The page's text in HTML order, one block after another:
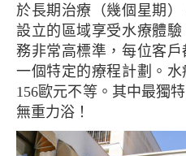
於長期治療（幾個星期
設立的區域享受水療體
務非常高標準，每位客
一個特定的療程計劃。水
156歐元不等。其中最獨
無重力浴！